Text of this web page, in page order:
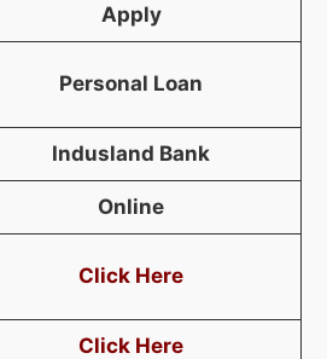
Apply
Personal Loan
Indusland Bank
Online
Click Here
Click Here